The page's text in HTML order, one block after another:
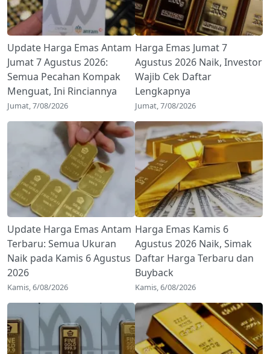
Update Harga Emas Antam
Jumat 7 Agustus 2026:
Semua Pecahan Kompak
Menguat, Ini Rinciannya
Jumat, 7/08/2026
Harga Emas Jumat 7
Agustus 2026 Naik, Investor
Wajib Cek Daftar
Lengkapnya
Jumat, 7/08/2026
Update Harga Emas Antam
Terbaru: Semua Ukuran
Naik pada Kamis 6 Agustus
2026
Kamis, 6/08/2026
Harga Emas Kamis 6
Agustus 2026 Naik, Simak
Daftar Harga Terbaru dan
Buyback
Kamis, 6/08/2026